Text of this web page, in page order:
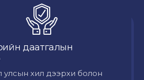
даатгалын
хил дээрхи болон